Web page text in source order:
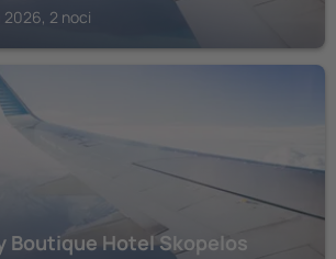
2026, 2 noci
Boutique Hotel Skopelos